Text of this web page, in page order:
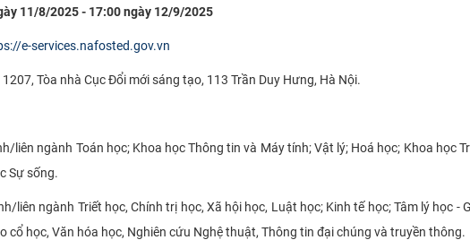
11/8/2025 - 17:00 ngày 12/9/2025
e-services.nafosted.gov.vn
Tòa nhà Cục Đổi mới sáng tạo, 113 Trần Duy Hưng, Hà Nội.
liên ngành Toán học; Khoa học Thông tin và Máy tính; Vật lý; Hoá học; Khoa học
Sự sống.
liên ngành Triết học, Chính trị học, Xã hội học, Luật học; Kinh tế học; Tâm lý học -
cổ học, Văn hóa học, Nghiên cứu Nghệ thuật, Thông tin đại chúng và truyền thông.